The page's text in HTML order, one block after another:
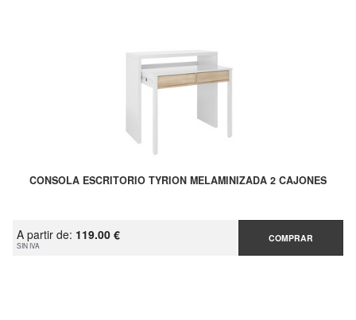
CONSOLA ESCRITORIO TYRION MELAMINIZADA 2 CAJONES
A partir de: 119.00 €
SIN IVA
COMPRAR